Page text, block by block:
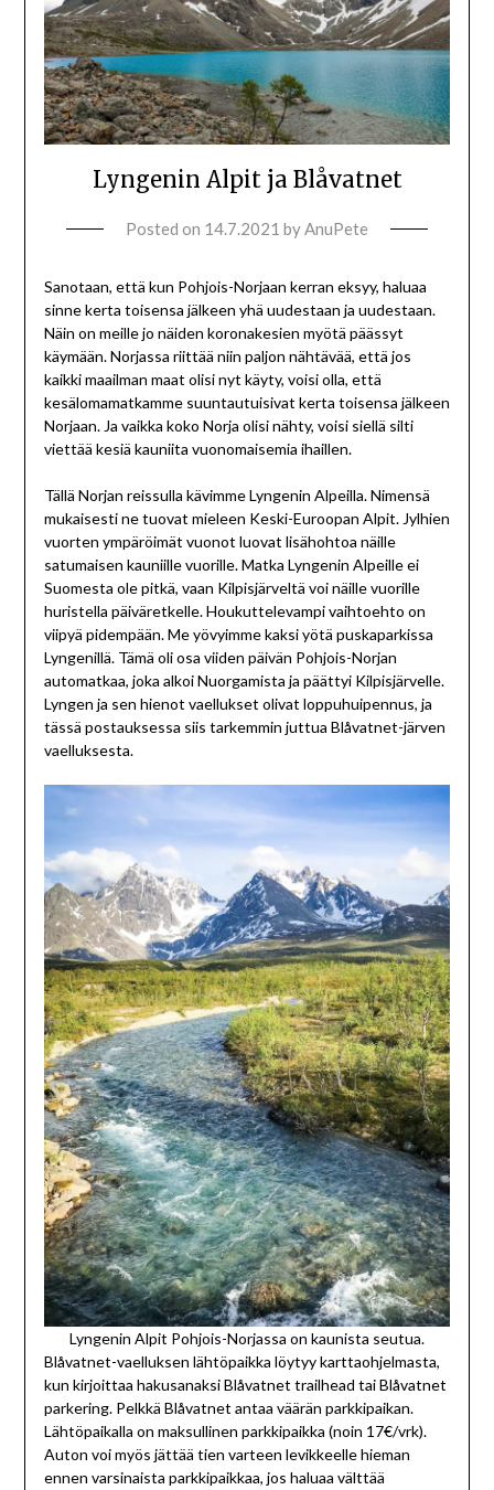
Lyngenin Alpit ja Blåvatnet
Posted on 14.7.2021 byAnuPete
Sanotaan, että kun Pohjois-Norjaan kerran eksyy, haluaa
sinne kerta toisensa jälkeen yhä uudestaan ja uudestaan.
Näin on meille jo näiden koronakesien myötä päässyt
käymään. Norjassa riittää niin paljon nähtävää, että jos
kaikki maailman maat olisi nyt käyty, voisi olla, että
kesälomamatkamme suuntautuisivat kerta toisensa jälkeen
Norjaan. Ja vaikka koko Norja olisi nähty, voisi siellä silti
viettää kesiä kauniita vuonomaisemia ihaillen.
Tällä Norjan reissulla kävimme Lyngenin Alpeilla. Nimensä
mukaisesti ne tuovat mieleen Keski-Euroopan Alpit. Jylhien
vuorten ympäröimät vuonot luovat lisähohtoa näille
satumaisen kauniille vuorille. Matka Lyngenin Alpeille ei
Suomesta ole pitkä, vaan Kilpisjärveltä voi näille vuorille
huristella päiväretkelle. Houkuttelevampi vaihtoehto on
viipyä pidempään. Me yövyimme kaksi yötä puskaparkissa
Lyngenillä. Tämä oli osa viiden päivän Pohjois-Norjan
automatkaa, joka alkoi Nuorgamista ja päättyi Kilpisjärvelle.
Lyngen ja sen hienot vaellukset olivat loppuhuipennus, ja
tässä postauksessa siis tarkemmin juttua Blåvatnet-järven
vaelluksesta.
Lyngenin Alpit Pohjois-Norjassa on kaunista seutua.
Blåvatnet-vaelluksen lähtöpaikka löytyy karttaohjelmasta,
kun kirjoittaa hakusanaksi Blåvatnet trailhead tai Blåvatnet
parkering. Pelkkä Blåvatnet antaa väärän parkkipaikan.
Lähtöpaikalla on maksullinen parkkipaikka (noin 17€/vrk).
Auton voi myös jättää tien varteen levikkeelle hieman
ennen varsinaista parkkipaikkaa, jos haluaa välttää